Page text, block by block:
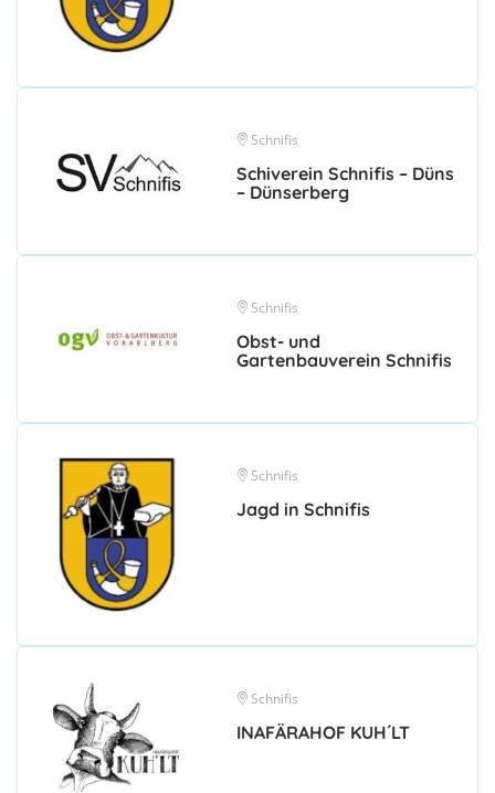
Schnifis
Schiverein Schnifis – Düns
– Dünserberg
Schnifis
Obst- und
Gartenbauverein Schnifis
Schnifis
Jagd in Schnifis
Schnifis
INAFÄRAHOF KUH´LT